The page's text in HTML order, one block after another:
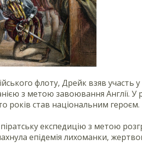
флоту, Дрейк взяв
з метою завоювання Англії. У
років став національним героєм.
експедицію з метою
епідемія лихоманки,